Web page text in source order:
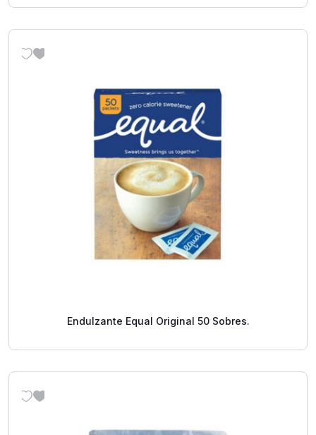
Endulzante Equal Original 50 Sobres.